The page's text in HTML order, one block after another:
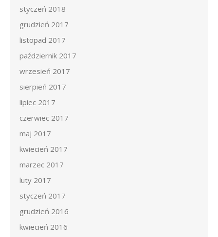
styczeń 2018
grudzień 2017
listopad 2017
październik 2017
wrzesień 2017
sierpień 2017
lipiec 2017
czerwiec 2017
maj 2017
kwiecień 2017
marzec 2017
luty 2017
styczeń 2017
grudzień 2016
kwiecień 2016